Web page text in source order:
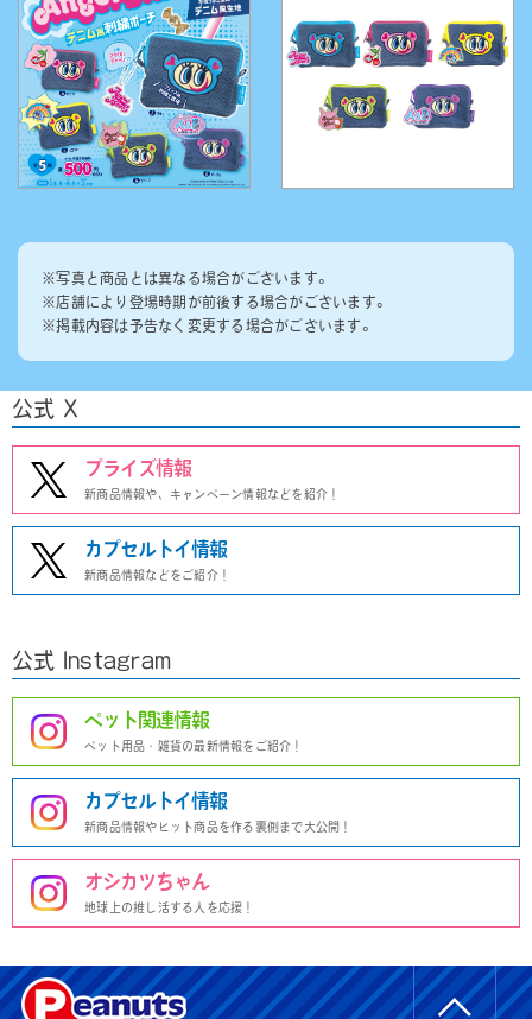
※写真と商品とは異なる場合がございます。
※店舗により登場時期が前後する場合がございます。
※掲載内容は予告なく変更する場合がございます。
公式 X
プライズ情報
新商品情報や、キャンペーン情報などを紹介！
カプセルトイ情報
新商品情報などをご紹介！
公式 Instagram
ペット関連情報
ペット用品・雑貨の最新情報をご紹介！
カプセルトイ情報
新商品情報やヒット商品を作る裏側まで大公開！
オシカツちゃん
地球上の推し活する人を応援！